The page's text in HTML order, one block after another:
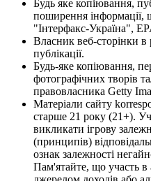
Будь яке копіювання,
поширення інформації,
"Інтерфакс-Україна",
Власник веб-сторінки в
публікації.
Будь-яке копіювання,
фотографічних творів
правовласника Getty
Матеріали сайту
старше 21 року (21+).
викликати ігрову
(принципів)
ознак залежності
Пам'ятайте, що участь в